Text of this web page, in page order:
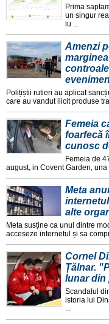
Prima
un singur
iu ...
Amenzi
Polițiștii rutieri au aplicat
care au vandut ilicit produse
Femeia
foarfecă
cunosc
Femeia de
august, in Covent Garden,
Meta
alte
Meta susține ca unul dintre
acceseze internetul și sa
Cornel
Țălnar.
lunar din
Scandalul
istoria lui
...